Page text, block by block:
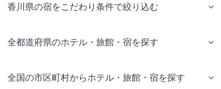
香川県の宿をこだわり条件で絞り込む
全都道府県のホテル・旅館・宿を探す
全国の市区町村からホテル・旅館・宿を探す